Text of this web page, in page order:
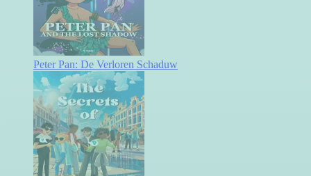
Peter Pan: De Verloren Schaduw